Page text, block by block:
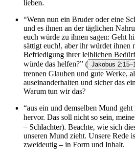
lieben.
“Wenn nun ein Bruder oder eine
und es ihnen an der täglichen
euch würde zu ihnen sagen: Geht
sättigt euch!, aber ihr würdet ihnen
Befriedigung ihrer leiblichen
würde das helfen?” ( Jakobus
trennen Glauben und gute Werke,
auseinanderhalten und sicher das
Warum tun wir das?
“aus ein und demselben Mund
hervor. Das soll nicht so sein,
– Schlachter). Beachte, wie sich
unseren Mund zieht. Unsere Rede
zweideutig – in Form und Inhalt.